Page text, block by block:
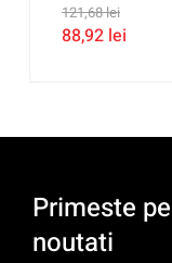
121,68lei
88,92 lei
Primeste
noutati